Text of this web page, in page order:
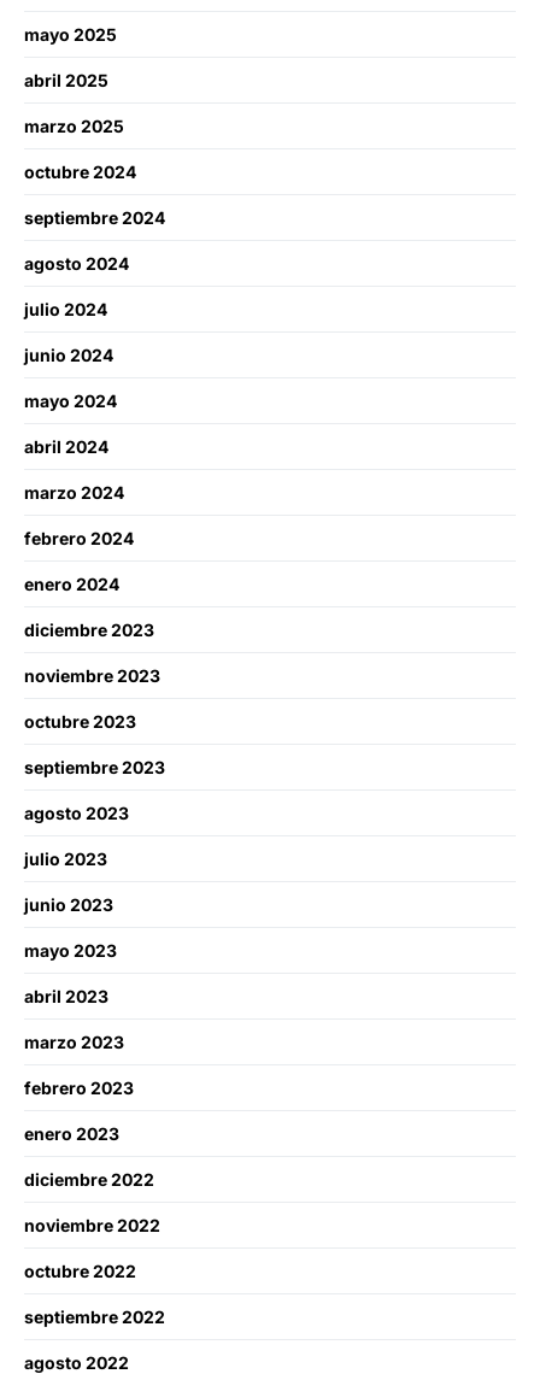
mayo 2025
abril 2025
marzo 2025
octubre 2024
septiembre 2024
agosto 2024
julio 2024
junio 2024
mayo 2024
abril 2024
marzo 2024
febrero 2024
enero 2024
diciembre 2023
noviembre 2023
octubre 2023
septiembre 2023
agosto 2023
julio 2023
junio 2023
mayo 2023
abril 2023
marzo 2023
febrero 2023
enero 2023
diciembre 2022
noviembre 2022
octubre 2022
septiembre 2022
agosto 2022